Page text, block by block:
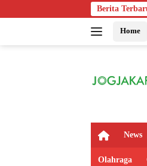
ke
Berita
Home
H
m
News
Olahraga